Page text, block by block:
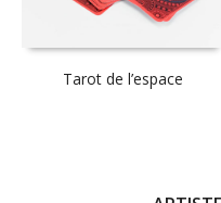
Tarot de l’espace